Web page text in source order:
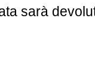
sarà